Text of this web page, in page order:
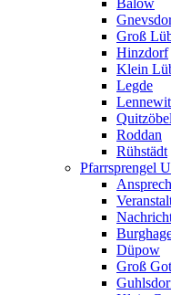
Bälow
Groß
Hinzdorf
Klein
Legde
Quitzöbel
Roddan
Rühstädt
Pfarrsprengel
Düpow
Groß